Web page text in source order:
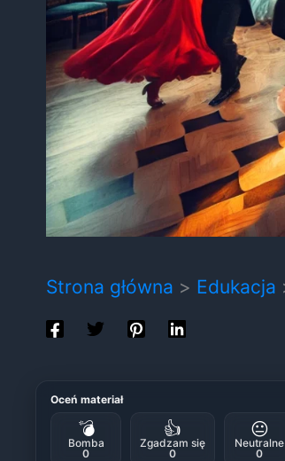
Strona główna Edukacja
Oceń materiał
💣
Bomba
0
👍
Zgadzam się
0
😐
Neutralne
0